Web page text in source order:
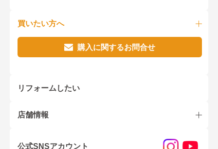
買いたい方へ
購入に関するお問合せ
リフォームしたい
店舗情報
公式SNSアカウント